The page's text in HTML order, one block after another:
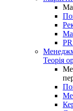
Теорія